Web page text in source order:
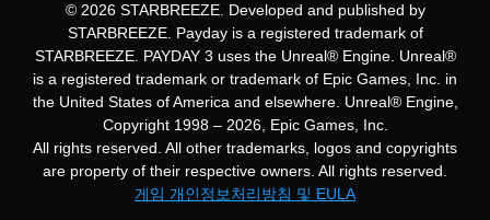
© 2026 STARBREEZE. Developed and published by
STARBREEZE. Payday is a registered trademark of
STARBREEZE. PAYDAY 3 uses the Unreal® Engine. Unreal®
is a registered trademark or trademark of Epic Games, Inc. in
the United States of America and elsewhere. Unreal® Engine,
Copyright 1998 – 2026, Epic Games, Inc.
All rights reserved. All other trademarks, logos and copyrights
are property of their respective owners. All rights reserved.
게임 개인정보처리방침 및 EULA